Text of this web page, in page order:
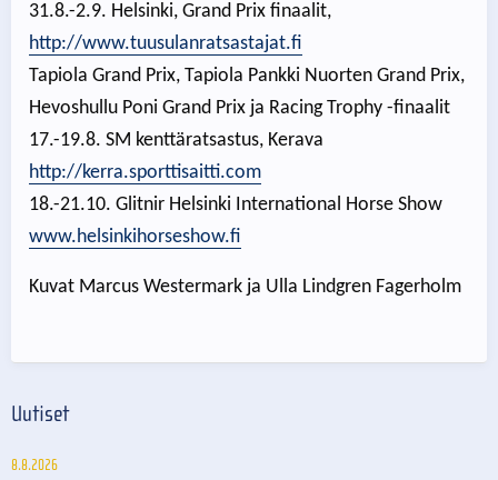
31.8.-2.9. Helsinki, Grand Prix finaalit,
http://www.tuusulanratsastajat.fi
Tapiola Grand Prix, Tapiola Pankki Nuorten Grand Prix,
Hevoshullu Poni Grand Prix ja Racing Trophy -finaalit
17.-19.8. SM kenttäratsastus, Kerava
http://kerra.sporttisaitti.com
18.-21.10. Glitnir Helsinki International Horse Show
www.helsinkihorseshow.fi
Kuvat Marcus Westermark ja Ulla Lindgren Fagerholm
Uutiset
8.8.2026